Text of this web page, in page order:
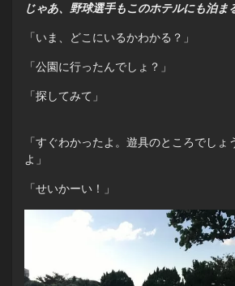
じゃあ、野球選手もこのホテルにも泊ま
「いま、どこにいるかわかる？」
「公園に行ったんでしょ？」
「探してみて」
「すぐわかったよ。遊具のところでしょ
よ」
「せいかーい！」